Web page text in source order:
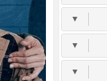
▼
▼
▼